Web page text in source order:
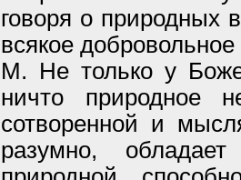
говоря о природных
всякое
М. Не только у
ничто природное
сотворенной и
разумно,